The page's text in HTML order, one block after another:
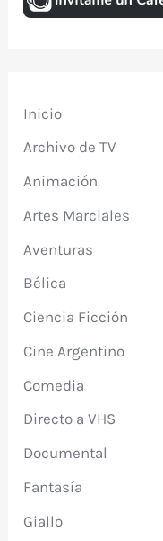
Inicio
Archivo de TV
Animación
Artes Marciales
Aventuras
Bélica
Ciencia Ficción
Cine Argentino
Comedia
Directo a VHS
Documental
Fantasía
Giallo